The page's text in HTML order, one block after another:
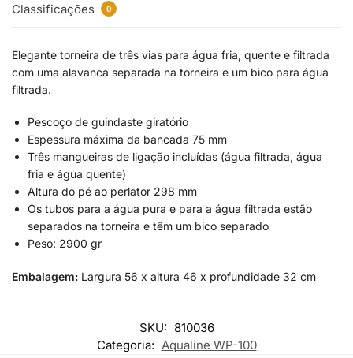
Classificações 0
Elegante torneira de três vias para água fria, quente e filtrada
com uma alavanca separada na torneira e um bico para água
filtrada.
Pescoço de guindaste giratório
Espessura máxima da bancada 75 mm
Três mangueiras de ligação incluídas (água filtrada, água
fria e água quente)
Altura do pé ao perlator 298 mm
Os tubos para a água pura e para a água filtrada estão
separados na torneira e têm um bico separado
Peso: 2900 gr
Embalagem: Largura 56 x altura 46 x profundidade 32 cm
SKU: 810036
Categoria: Aqualine WP-100